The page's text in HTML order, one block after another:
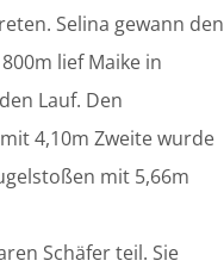
Selina gewann den
lief Maike in
Lauf. Den
4,10m Zweite wurde
mit 5,66m
Schäfer teil. Sie